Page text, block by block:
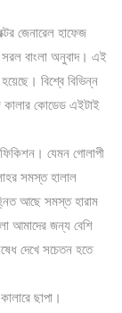
জেনারেল হাফেজ
বাংলা অনুবাদ। এই
বিশ্বে বিভিন্ন
কালার কোডেড এইটাই
যেমন গোলাপী
সমস্ত হালাল
আছে সমস্ত হারাম
আমাদের জন্য বেশি
দেখে সচেতন হতে
ছাপা।